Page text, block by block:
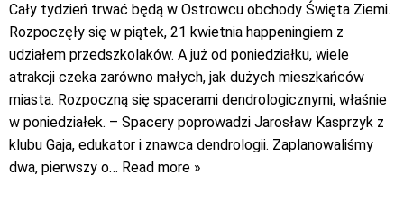
Cały tydzień trwać będą w Ostrowcu obchody Święta Ziemi.
Rozpoczęły się w piątek, 21 kwietnia happeningiem z
udziałem przedszkolaków. A już od poniedziałku, wiele
atrakcji czeka zarówno małych, jak dużych mieszkańców
miasta. Rozpoczną się spacerami dendrologicznymi, właśnie
w poniedziałek. – Spacery poprowadzi Jarosław Kasprzyk z
klubu Gaja, edukator i znawca dendrologii. Zaplanowaliśmy
dwa, pierwszy o… Read more »